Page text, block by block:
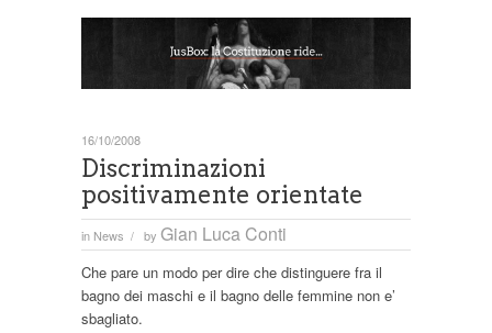
Discriminazioni
positivamente orientate
in News / by Gian Luca Conti
16/10/2008
Che pare un modo per dire che distinguere fra il
bagno dei maschi e il bagno delle femmine non e’
sbagliato.